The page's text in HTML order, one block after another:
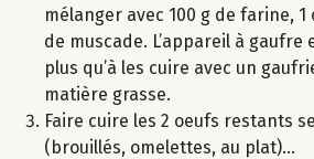
mélanger avec 100 g de farine,
de muscade. L’appareil à
plus qu’à les cuire avec un
matière grasse.
Faire cuire les 2 oeufs restants
(brouillés, omelettes, au plat)…